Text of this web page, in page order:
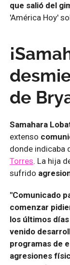
que salió del
'América Hoy'
de
Samahara
extenso
donde indicaba
Torres. La hija
sufrido
"Comunicado
comenzar
los últimos
venido
programas de
agresiones